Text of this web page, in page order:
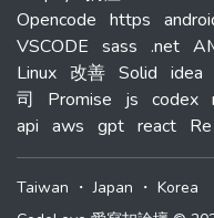
Opencode https
VSCODE sass .net
Linux 改善 Solid idea
司
Promise js codex
api aws gpt react Re
Taiwan ・Japan ・ Korea